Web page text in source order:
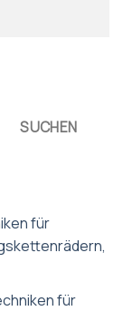
SUCHEN
für
für